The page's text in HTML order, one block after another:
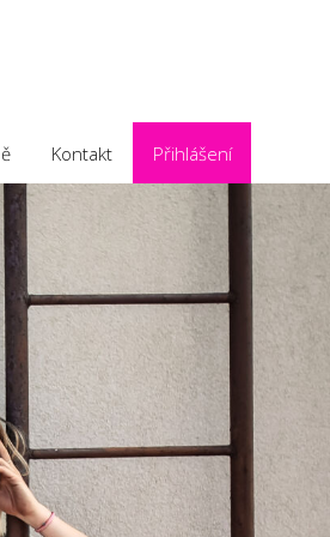
Kontakt Přihlášení